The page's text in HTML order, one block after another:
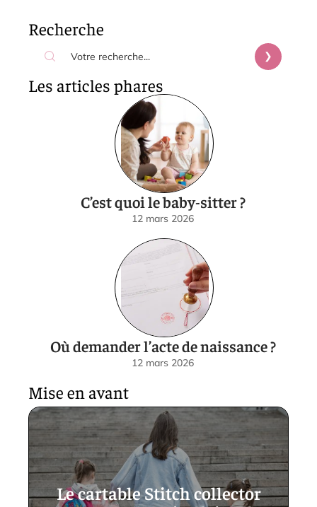
Recherche
Les articles phares
C’est quoi le baby-sitter ?
12 mars 2026
Où demander l’acte de naissance ?
12 mars 2026
Mise en avant
Le cartable Stitch collector